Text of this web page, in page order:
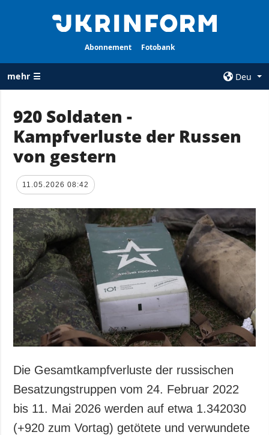
Abonnement Fotobank
mehr ☰
Deu
ALLE
RUBRIKEN
Krieg
Wiederaufbau
Politik
Wirtschaft
Militär
Gesellschaft und
Kultur
Sport
Kriminalität
Notstand und
AGENTUR
Politik zur
Vertraulichkeit
und zum Schutz
personenbezogener
Daten
ZUSÄTZLICH
Veröffentlichungen
Interview
LEISTUNGEN
Abonnement
Fotobank
920 Soldaten -
Kampfverluste der Russen
von gestern
11.05.2026 08:42
Die Gesamtkampfverluste der russischen
Besatzungstruppen vom 24. Februar 2022
bis 11. Mai 2026 werden auf etwa 1.342030
(+920 zum Vortag) getötete und verwundete